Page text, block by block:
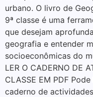
urbano. O livro de
9ª classe é uma
que desejam
geografia e entender
socioeconômicas do
LER O CADERNO DE
CLASSE EM PDF
caderno de